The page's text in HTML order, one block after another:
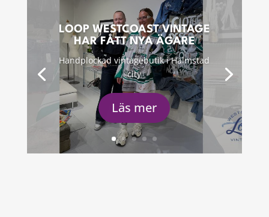
LOOP WESTCOAST VINTAGE
HAR FÅTT NYA ÄGARE
Handplockad vintagebutik i Halmstad
city
Läs mer